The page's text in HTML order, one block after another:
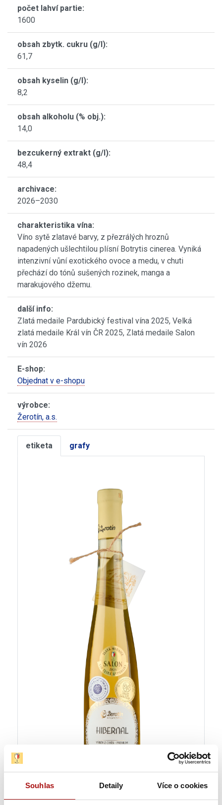
Souhlas Detaily Více o cookies
počet lahví partie:
1600
obsah zbytk. cukru (g/l):
61,7
obsah kyselin (g/l):
8,2
obsah alkoholu (% obj.):
14,0
bezcukerný extrakt (g/l):
48,4
archivace:
2026–2030
charakteristika vína:
Víno sytě zlatavé barvy, z přezrálých hroznů
napadených ušlechtilou plísní Botrytis cinerea. Vyniká
intenzivní vůní exotického ovoce a medu, v chuti
přechází do tónů sušených rozinek, manga a
marakujového džemu.
další info:
Zlatá medaile Pardubický festival vína 2025, Velká
zlatá medaile Král vín ČR 2025, Zlatá medaile Salon
vín 2026
E-shop:
Objednat v e-shopu
výrobce:
Žerotín, a.s.
etiketa grafy